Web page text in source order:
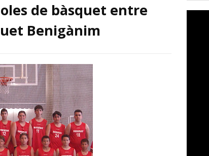
de bàsquet entre
Benigànim